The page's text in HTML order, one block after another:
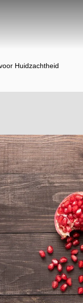
Huidzachtheid